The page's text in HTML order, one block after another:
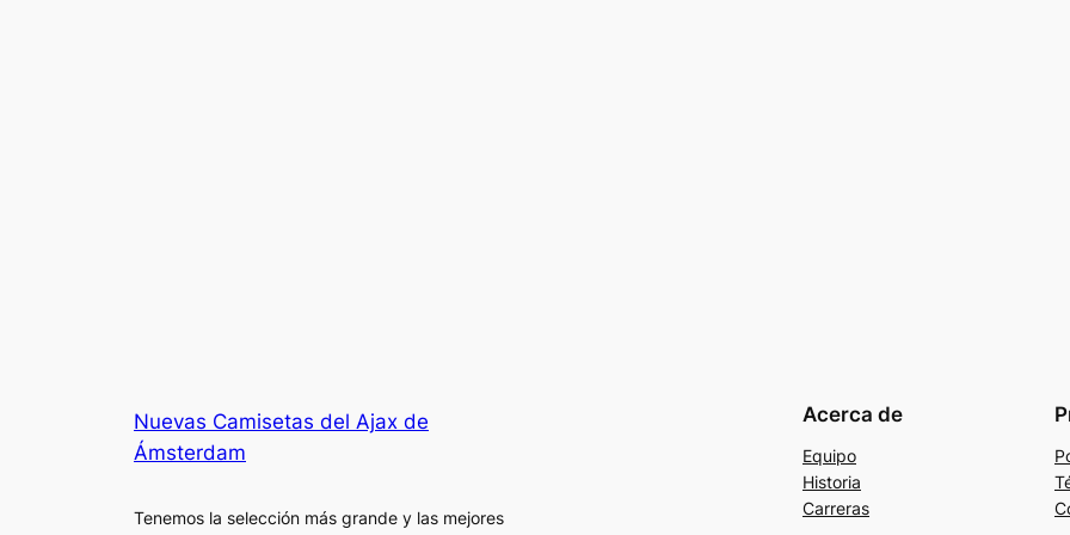
Nuevas Camisetas del Ajax de
Ámsterdam
Tenemos la selección más grande y las mejores
Acerca de
Equipo
Historia
Carreras